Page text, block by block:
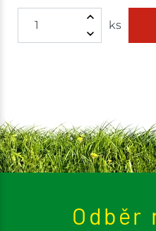
ks
Odběr